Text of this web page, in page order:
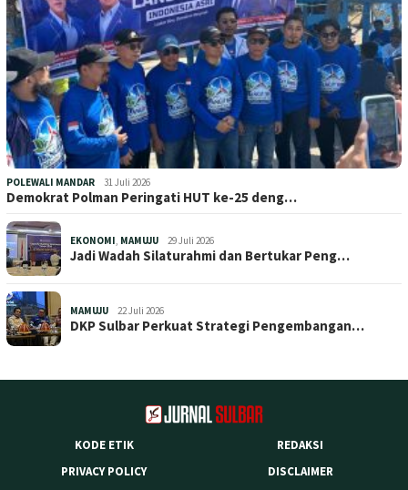
POLEWALI MANDAR 31 Juli 2026
Demokrat Polman Peringati HUT ke-25 deng…
EKONOMI MAMUJU 29 Juli 2026
Jadi Wadah Silaturahmi dan Bertukar Peng…
MAMUJU 22 Juli 2026
DKP Sulbar Perkuat Strategi Pengembangan…
KODE ETIK
REDAKSI
PRIVACY POLICY
DISCLAIMER